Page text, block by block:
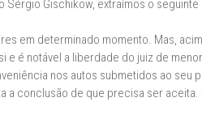
Gischikow, extraímos o seguinte
em determinado momento. Mas,
e é notável a liberdade do juiz de
nos autos submetidos ao
a conclusão de que precisa ser